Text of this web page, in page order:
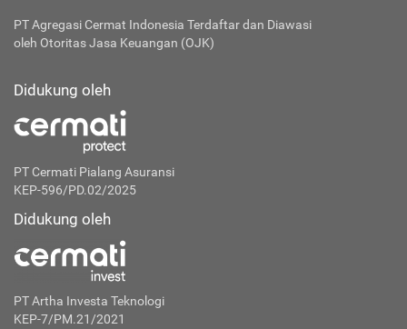
PT Agregasi Cermat Indonesia Terdaftar dan Diawasi
oleh Otoritas Jasa Keuangan (OJK)
Didukung oleh
PT Cermati Pialang Asuransi
KEP-596/PD.02/2025
Didukung oleh
PT Artha Investa Teknologi
KEP-7/PM.21/2021